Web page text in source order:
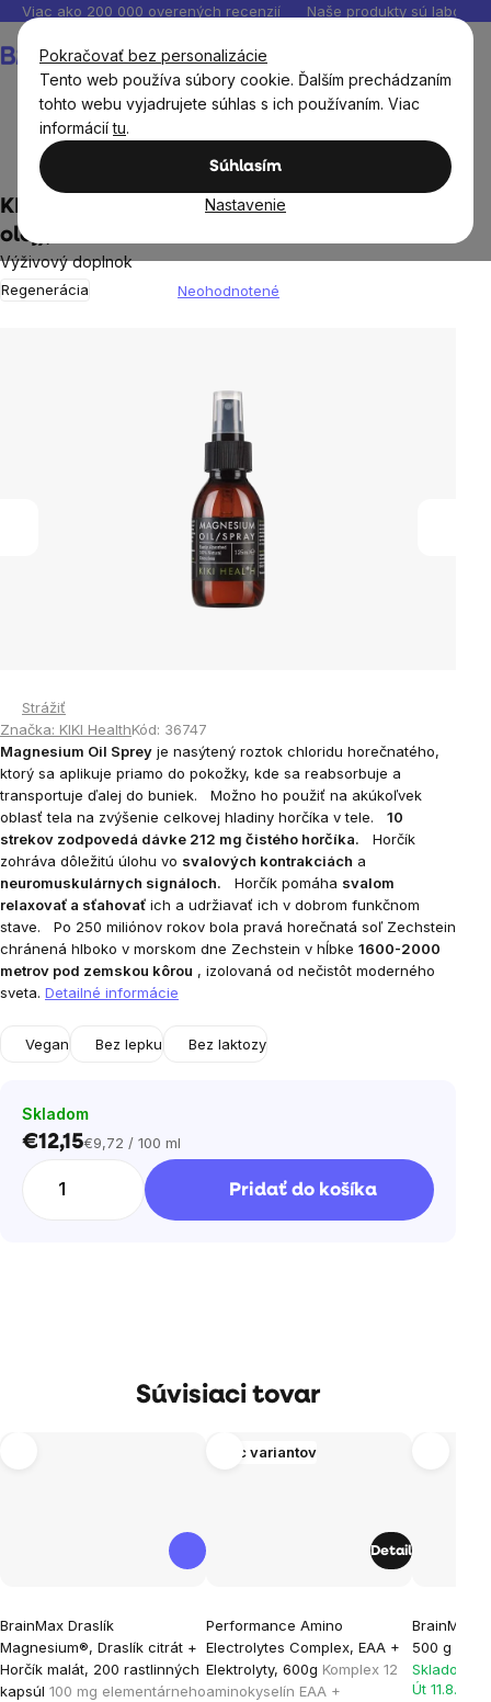
Pokračovať bez personalizácie
Tento web používa súbory cookie. Ďalším prechádzaním
tohto webu vyjadrujete súhlas s ich používaním. Viac
informáciítu.
Súhlasím
Nastavenie
Prejsť
obsah
Viac ako 200 000 overených recenzií Naše produkty sú
košík
Minerály a Multiminerály
KIKI Health Magnesium oil sprey (horčíkový
olej), 125 ml
Výživový doplnok
Regenerácia Neohodnotené
Strážiť
Značka: KIKI HealthKód: 36747
Magnesium Oil Sprey je nasýtený roztok chloridu horečnatého,
ktorý sa aplikuje priamo do pokožky, kde sa reabsorbuje a
transportuje ďalej do buniek.
Možno ho použiť na akúkoľvek
oblasť tela na zvýšenie celkovej hladiny horčíka v tele.
10
strekov zodpovedá dávke 212 mg čistého horčíka.
Horčík
zohráva dôležitú úlohu vo svalových kontrakciách a
neuromuskulárnych signáloch.
Horčík pomáha svalom
relaxovať a sťahovať ich a udržiavať ich v dobrom funkčnom
stave.
Po 250 miliónov rokov bola pravá horečnatá soľ Zechstein
chránená hlboko v morskom dne Zechstein v hĺbke 1600-2000
metrov pod zemskou kôrou , izolovaná od nečistôt moderného
sveta. Detailné informácie
Vegan Bez lepku Bez laktozy
Skladom
€12,15Jednotková
€9,72 / 100 ml
Pridať do košíka
Súvisiaci tovar
BrainMax Draslík
Magnesium®, Draslík citrát +
Horčík malát, 200 rastlinných
kapsúl 100 mg elementárneho
hodnotenie
produktu
je
Viac variantov
Performance Amino
Electrolytes Complex, EAA +
Elektrolyty, 600g Komplex 12
aminokyselín EAA +
hodnotenie
produktu
je
Detail
BrainMax
500 g
produktu
je
Skladom >
Út 11.8. u